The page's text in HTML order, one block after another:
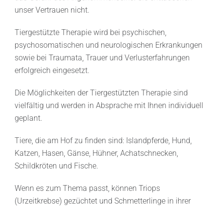
unser Vertrauen nicht.
Tiergestützte Therapie wird bei psychischen,
psychosomatischen und neurologischen Erkrankungen
sowie bei Traumata, Trauer und Verlusterfahrungen
erfolgreich eingesetzt.
Die Möglichkeiten der Tiergestützten Therapie sind
vielfältig und werden in Absprache mit Ihnen individuell
geplant.
Tiere, die am Hof zu finden sind: Islandpferde, Hund,
Katzen, Hasen, Gänse, Hühner, Achatschnecken,
Schildkröten und Fische.
Wenn es zum Thema passt, können Triops
(Urzeitkrebse) gezüchtet und Schmetterlinge in ihrer